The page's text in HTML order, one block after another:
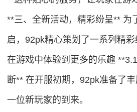
**三、全新活动，精彩纷呈** 为
启，92pk精心策划了一系列精
在游戏中体验到更多的乐趣
断** 在开服初期，92pk准备了
一位新玩家的到来。